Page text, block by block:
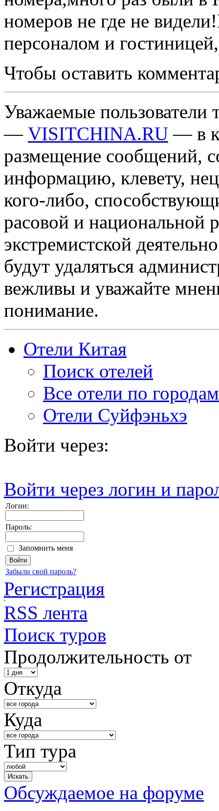
номеров не где не
персоналом и
Чтобы оставить
Уважаемые пользователи
— VISITCHINA.RU — в
размещение сообщений,
информацию, клевету,
кого-либо,
расовой и национальной
экстремистской
будут удаляться
вежливы и уважайте
понимание.
Отели Китая
Поиск отелей
Все отели по городам
Отели Суйфэньхэ
Войти через:
Войти через логин и
Логин:
Пароль:
Запомнить меня
Забыли свой пароль?
Регистрация
RSS лента
Поиск туров
Продолжительность от
Откуда
Куда
Тип тура
Обсуждаемое на форуме